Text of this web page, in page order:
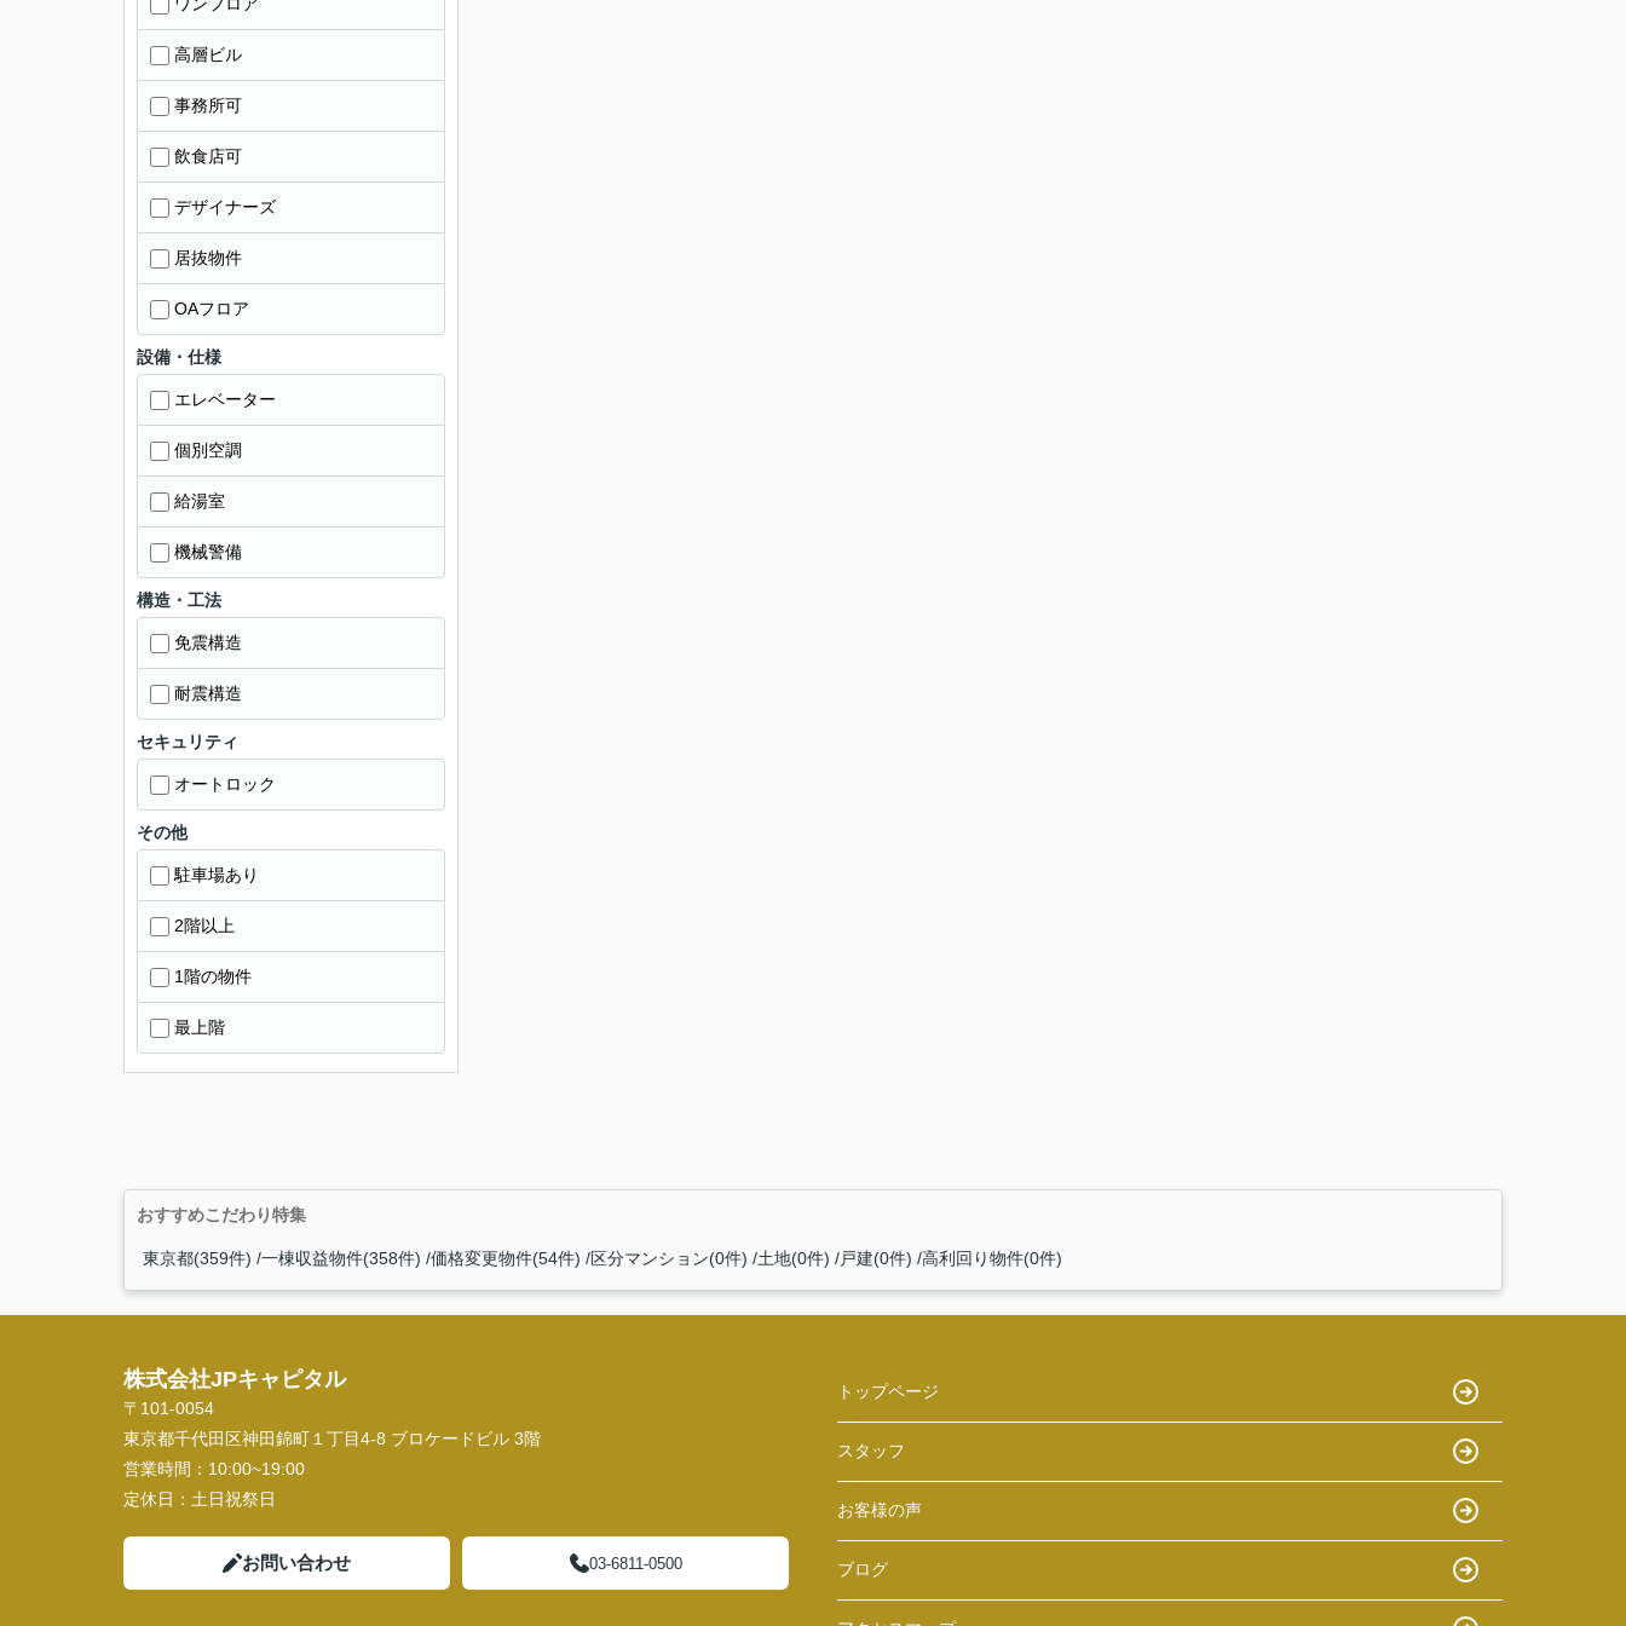
高層ビル
事務所可
飲食店可
デザイナーズ
居抜物件
OAフロア
設備・仕様
エレベーター
個別空調
給湯室
機械警備
構造・工法
免震構造
耐震構造
セキュリティ
オートロック
その他
駐車場あり
2階以上
1階の物件
最上階
おすすめこだわり特集
東京都(359件) 一棟収益物件(358件) 価格変更物件(54件) 区分マンション(0件) 土地(0件) 戸建(0件) 高利回り物件(0件)
株式会社JPキャピタル
〒101-0054
東京都千代田区神田錦町１丁目4-8 ブロケードビル 3階
営業時間： 10:00~19:00
定休日： 土日祝祭日
お問い合わせ 03-6811-0500
トップページ
スタッフ
お客様の声
ブログ